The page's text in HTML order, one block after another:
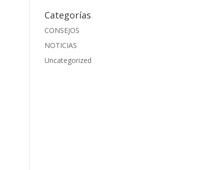
Categorías
CONSEJOS
NOTICIAS
Uncategorized